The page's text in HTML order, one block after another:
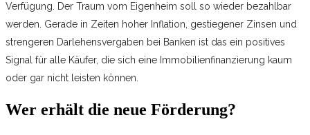
Verfügung. Der Traum vom Eigenheim soll so wieder bezahlbar
werden. Gerade in Zeiten hoher Inflation, gestiegener Zinsen und
strengeren Darlehensvergaben bei Banken ist das ein positives
Signal für alle Käufer, die sich eine Immobilienfinanzierung kaum
oder gar nicht leisten können.
Wer erhält die neue Förderung?